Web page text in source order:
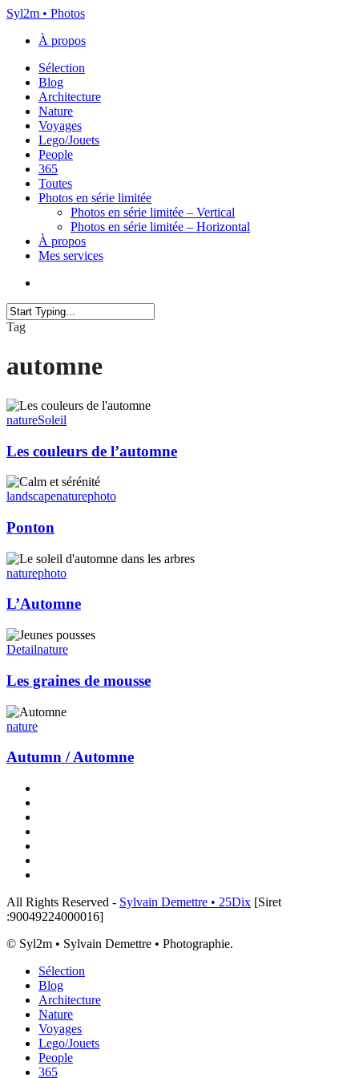
Skip
main
Syl2m • Photos
À propos
Menu
Sélection
Blog
Architecture
Nature
Voyages
Lego/Jouets
People
365
Toutes
Photos en série limitée
Photos en série limitée – Vertical
Photos en série limitée – Horizontal
À propos
Mes services
Close
Tag
automne
Les
couleurs
l’automne
natureSoleil
Les couleurs de l’automne
Ponton
landscapenaturephoto
Ponton
L’Automne
naturephoto
L’Automne
Les
graines
mousse
Detailnature
Les graines de mousse
Autumn
/nature
Autumn / Automne
All Rights Reserved - Sylvain Demettre • 25Dix [Siret
:90049224000016]
© Syl2m • Sylvain Demettre • Photographie.
Close
Menu
Sélection
Blog
Architecture
Nature
Voyages
Lego/Jouets
People
365